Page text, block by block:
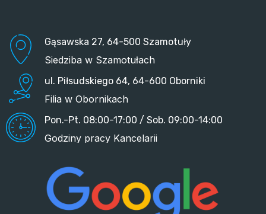
Gąsawska 27, 64-500 Szamotuły
Siedziba w Szamotułach
ul. Piłsudskiego 64, 64-600 Oborniki
Filia w Obornikach
Pon.-Pt. 08:00-17:00 / Sob. 09:00-14:00
Godziny pracy Kancelarii